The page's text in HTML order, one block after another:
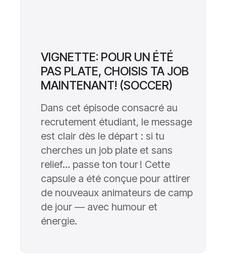
VIGNETTE: POUR UN ÉTÉ
PAS PLATE, CHOISIS TA JOB
MAINTENANT! (SOCCER)
Dans cet épisode consacré au
recrutement étudiant, le message
est clair dès le départ : si tu
cherches un job plate et sans
relief… passe ton tour ! Cette
capsule a été conçue pour attirer
de nouveaux animateurs de camp
de jour — avec humour et
énergie.